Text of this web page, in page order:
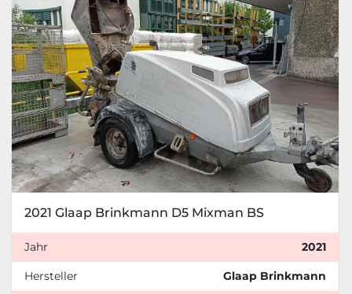
2021 Glaap Brinkmann D5 Mixman BS
Jahr 2021
Hersteller Glaap Brinkmann